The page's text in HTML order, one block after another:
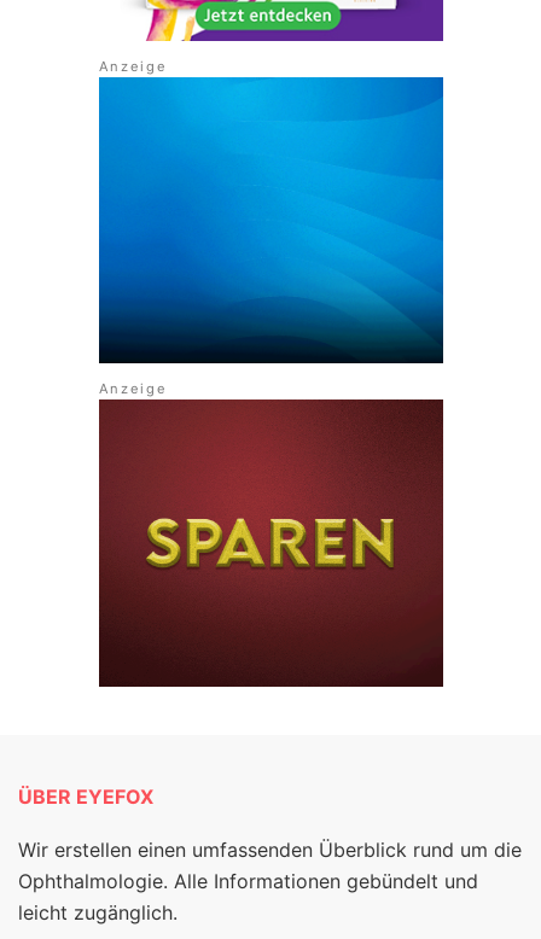
ÜBER EYEFOX
Wir erstellen einen umfassenden Überblick rund um die
Ophthalmologie. Alle Informationen gebündelt und
leicht zugänglich.